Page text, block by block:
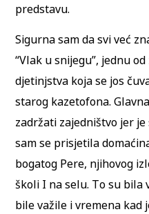
predstavu.
Sigurna sam da svi već
“Vlak u snijegu”, jednu
djetinjstva koja se jos
starog kazetofona.
zadržati zajedništvo jer je
sam se prisjetila
bogatog Pere, njihovog
školi I na selu. To su bila
bile važile i vremena kad